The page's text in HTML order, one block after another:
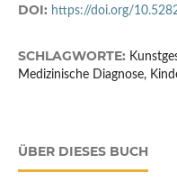
DOI: https://doi.org/
SCHLAGWORTE:
Medizinische Diagnose,
ÜBER DIESES BUCH